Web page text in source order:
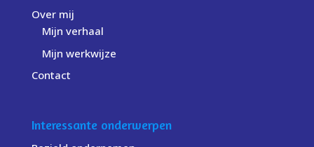
Over mij
Mijn verhaal
Mijn werkwijze
Contact
Interessante onderwerpen